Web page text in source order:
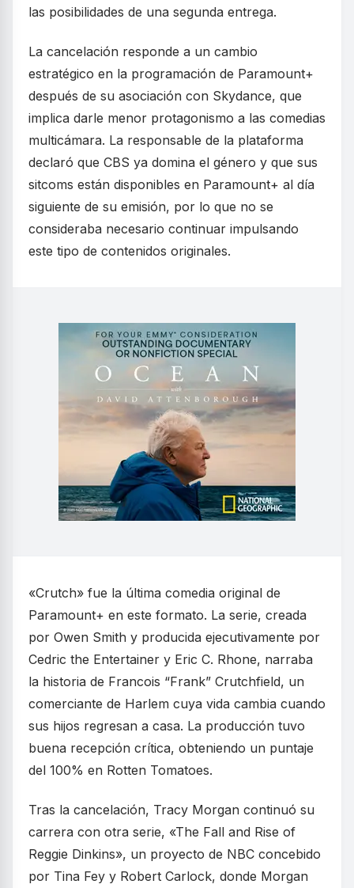
las posibilidades de una segunda entrega.
La cancelación responde a un cambio
estratégico en la programación de Paramount+
después de su asociación con Skydance, que
implica darle menor protagonismo a las comedias
multicámara. La responsable de la plataforma
declaró que CBS ya domina el género y que sus
sitcoms están disponibles en Paramount+ al día
siguiente de su emisión, por lo que no se
consideraba necesario continuar impulsando
este tipo de contenidos originales.
«Crutch» fue la última comedia original de
Paramount+ en este formato. La serie, creada
por Owen Smith y producida ejecutivamente por
Cedric the Entertainer y Eric C. Rhone, narraba
la historia de Francois “Frank” Crutchfield, un
comerciante de Harlem cuya vida cambia cuando
sus hijos regresan a casa. La producción tuvo
buena recepción crítica, obteniendo un puntaje
del 100% en Rotten Tomatoes.
Tras la cancelación, Tracy Morgan continuó su
carrera con otra serie, «The Fall and Rise of
Reggie Dinkins», un proyecto de NBC concebido
por Tina Fey y Robert Carlock, donde Morgan